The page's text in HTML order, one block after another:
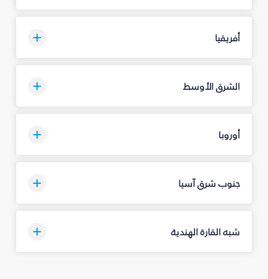
أفريقيا
الشرق الأوسط
أوروبا
جنوب شرق آسيا
شبه القارة الهندية